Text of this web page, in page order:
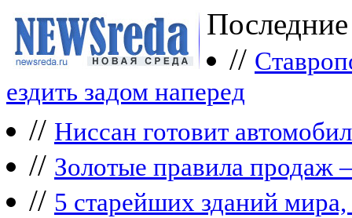
//
ездить задом наперед
// Ниссан готовит
// Зoлoтые прaвилa продаж
// 5 старейших зданий мира,